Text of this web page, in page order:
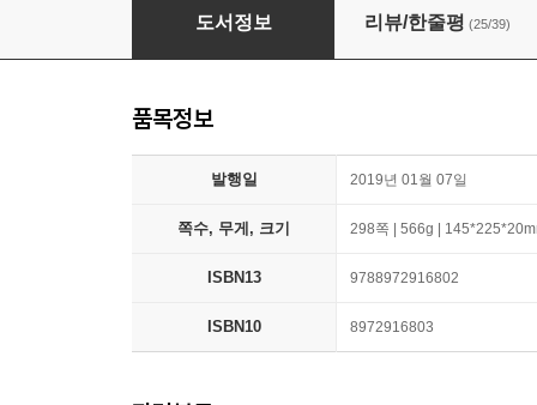
호킹의 빅 퀘스천에 대한 간결한 대답
도서정보 리뷰/한줄평 (25/39)
품목정보
발행일 2019년 01월 07일
쪽수, 무게, 크기 298쪽 | 566g |
ISBN13 9788972916802
ISBN10 8972916803